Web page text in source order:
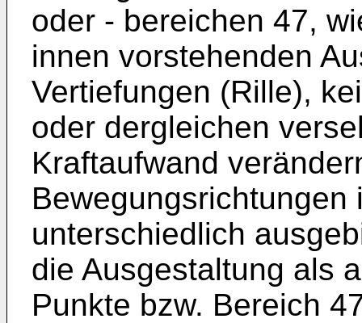
oder - bereichen 47,
innen vorstehenden
Vertiefungen (Rille),
oder dergleichen
Kraftaufwand
Bewegungsrichtungen
unterschiedlich
die Ausgestaltung als
Punkte bzw. Bereich